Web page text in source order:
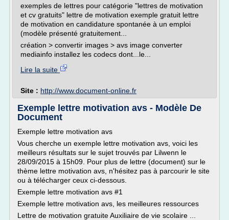
exemples de lettres pour catégorie "lettres de motivation
et cv gratuits" lettre de motivation exemple gratuit lettre
de motivation en candidature spontanée à un emploi
(modèle présenté gratuitement...
création > convertir images > avs image converter
mediainfo installez les codecs dont...le...
Lire la suite
Site : http://www.document-online.fr
Exemple lettre motivation avs - Modèle De
Document
Exemple lettre motivation avs
Vous cherche un exemple lettre motivation avs, voici les
meilleurs résultats sur le sujet trouvés par Lilwenn le
28/09/2015 à 15h09. Pour plus de lettre (document) sur le
thème lettre motivation avs, n'hésitez pas à parcourir le site
ou à télécharger ceux ci-dessous.
Exemple lettre motivation avs #1
Exemple lettre motivation avs, les meilleures ressources
Lettre de motivation gratuite Auxiliaire de vie scolaire ...